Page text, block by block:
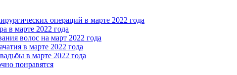
операций в марте 2022 года
в марте 2022 года
волос на март 2022 года
в марте 2022 года
в марте 2022 года
понравятся